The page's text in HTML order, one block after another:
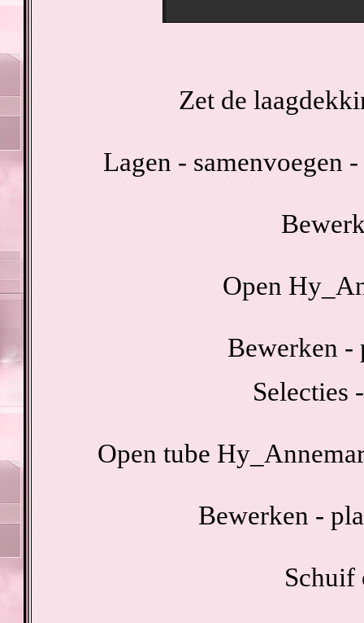
Zet de
Lagen - samenvoegen
Open
Bewerken -
Selecties
Open tube
Bewerken -
Schuif